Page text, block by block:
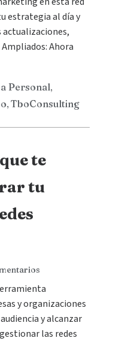
estrategia al día y
Ampliados: Ahora
Personal,
,TboConsulting
te
tu
y organizaciones
y alcanzar
las redes